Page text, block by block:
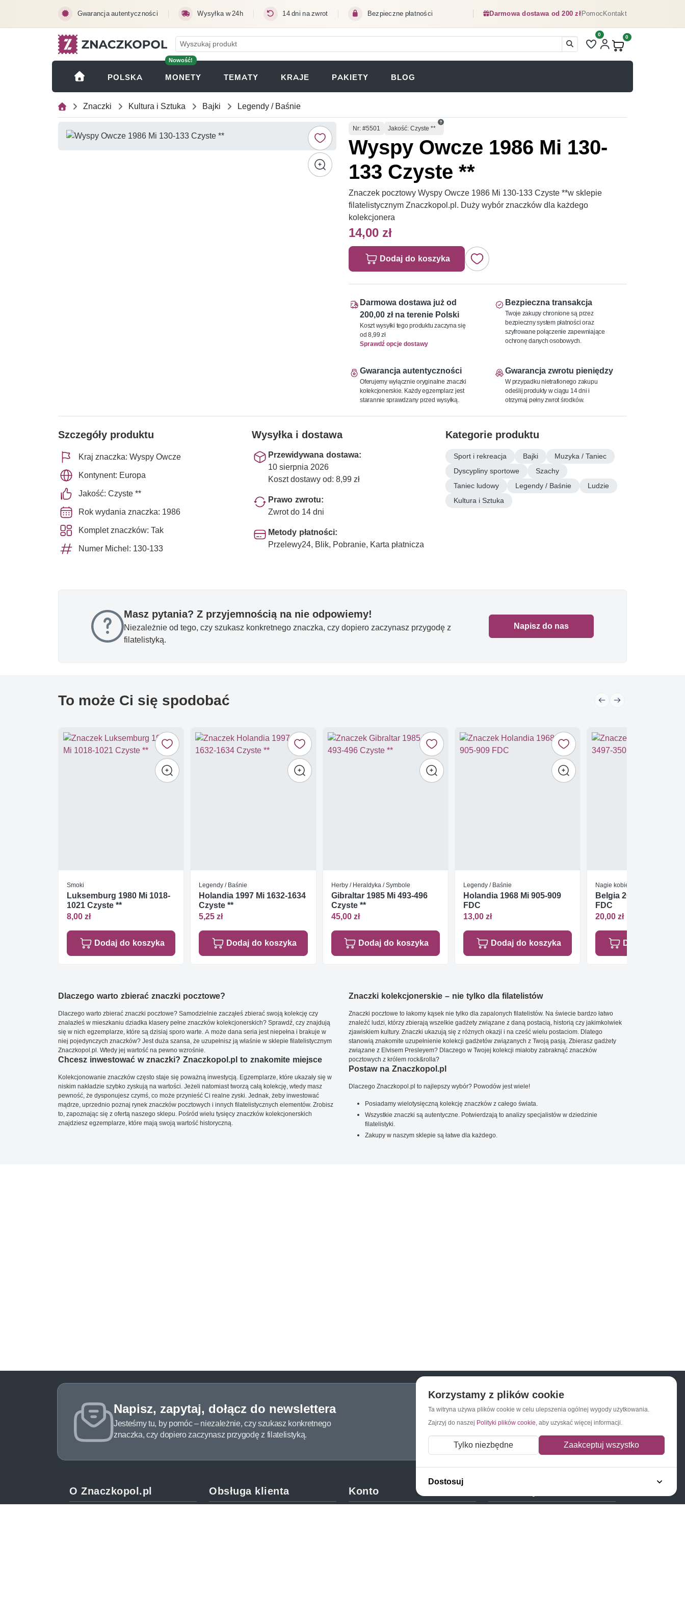
Gwarancja autentyczności Wysyłka w 24h 14 dni na zwrot Bezpieczne płatności Darmowa dostawa od 200 złPomocKontakt
Liczba pozycji na liście
0
Produkty w koszyku:
0
POLSKA
Nowość!
MONETY (OTWIERA SIĘ W NOWEJ KARCIE)
TEMATY KRAJE PAKIETY BLOG
Znaczki Kultura i Sztuka Bajki Legendy / Baśnie
Numer
Nr: #5501 Jakość: Czyste **
Wyspy Owcze 1986 Mi 130-
133 Czyste **
Znaczek pocztowy Wyspy Owcze 1986 Mi 130-133 Czyste **w sklepie
filatelistycznym Znaczkopol.pl. Duży wybór znaczków dla każdego
kolekcjonera
14,00 zł
Dodaj do koszyka
Darmowa dostawa już od
200,00 zł na terenie Polski
Koszt wysyłki tego produktu zaczyna się
od 8,99 zł
Sprawdź opcje dostawy
Bezpieczna transakcja
Twoje zakupy chronione są przez
bezpieczny system płatności oraz
szyfrowane połączenie zapewniające
ochronę danych osobowych.
Gwarancja autentyczności
Oferujemy wyłącznie oryginalne znaczki
kolekcjonerskie. Każdy egzemplarz jest
starannie sprawdzany przed wysyłką.
Gwarancja zwrotu pieniędzy
W przypadku nietrafionego zakupu
odeślij produkty w ciągu 14 dni i
otrzymaj pełny zwrot środków.
Szczegóły produktu
Kraj znaczka: Wyspy Owcze
Kontynent: Europa
Jakość: Czyste **
Rok wydania znaczka: 1986
Komplet znaczków: Tak
Numer Michel: 130-133
Wysyłka i dostawa
Przewidywana dostawa:
10 sierpnia 2026
Koszt dostawy od: 8,99 zł
Prawo zwrotu:
Zwrot do 14 dni
Metody płatności:
Przelewy24, Blik, Pobranie, Karta płatnicza
Kategorie produktu
Sport i rekreacja Bajki
Muzyka / Taniec
Dyscypliny sportowe
Szachy
Taniec ludowy
Legendy / Baśnie
Ludzie
Kultura i Sztuka
Masz pytania? Z przyjemnością na nie odpowiemy!
Niezależnie od tego, czy szukasz konkretnego znaczka, czy dopiero zaczynasz przygodę z
filatelistyką.
Napisz do nas
To może Ci się spodobać
Smoki
Luksemburg 1980 Mi 1018-
1021 Czyste **
8,00 zł
Dodaj do koszyka
Legendy / Baśnie
Holandia 1997 Mi 1632-1634
Czyste **
5,25 zł
Dodaj do koszyka
Herby / Heraldyka / Symbole
Gibraltar 1985 Mi 493-496
Czyste **
45,00 zł
Dodaj do koszyka
Legendy / Baśnie
Holandia 1968 Mi 905-909
FDC
13,00 zł
Dodaj do koszyka
Nagie kobiety
Belgia 2005 Mi 3497-
FDC
20,00 zł
Dodaj do
Dlaczego warto zbierać znaczki pocztowe?
Dlaczego warto zbierać znaczki pocztowe? Samodzielnie zacząłeś zbierać swoją kolekcję czy
znalazłeś w mieszkaniu dziadka klasery pełne znaczków kolekcjonerskich? Sprawdź, czy znajdują
się w nich egzemplarze, które są dzisiaj sporo warte. A może dana seria jest niepełna i brakuje w
niej pojedynczych znaczków? Jest duża szansa, że uzupełnisz ją właśnie w sklepie filatelistycznym
Znaczkopol.pl. Wtedy jej wartość na pewno wzrośnie.
Chcesz inwestować w znaczki? Znaczkopol.pl to znakomite miejsce
Kolekcjonowanie znaczków często staje się poważną inwestycją. Egzemplarze, które ukazały się w
niskim nakładzie szybko zyskują na wartości. Jeżeli natomiast tworzą całą kolekcję, wtedy masz
pewność, że dysponujesz czymś, co może przynieść Ci realne zyski. Jednak, żeby inwestować
mądrze, uprzednio poznaj rynek znaczków pocztowych i innych filatelistycznych elementów. Zrobisz
to, zapoznając się z ofertą naszego sklepu. Pośród wielu tysięcy znaczków kolekcjonerskich
znajdziesz egzemplarze, które mają swoją wartość historyczną.
Znaczki kolekcjonerskie – nie tylko dla filatelistów
Znaczki pocztowe to łakomy kąsek nie tylko dla zapalonych filatelistów. Na świecie bardzo łatwo
znaleźć ludzi, którzy zbierają wszelkie gadżety związane z daną postacią, historią czy jakimkolwiek
zjawiskiem kultury. Znaczki ukazują się z różnych okazji i na cześć wielu postaciom. Dlatego
stanowią znakomite uzupełnienie kolekcji gadżetów związanych z Twoją pasją. Zbierasz gadżety
związane z Elvisem Presleyem? Dlaczego w Twojej kolekcji miałoby zabraknąć znaczków
pocztowych z królem rock&rolla?
Postaw na Znaczkopol.pl
Dlaczego Znaczkopol.pl to najlepszy wybór? Powodów jest wiele!
Posiadamy wielotysięczną kolekcję znaczków z całego świata.
Wszystkie znaczki są autentyczne. Potwierdzają to analizy specjalistów w dziedzinie
filatelistyki.
Zakupy w naszym sklepie są łatwe dla każdego.
Napisz, zapytaj, dołącz do newslettera
Jesteśmy tu, by pomóc – niezależnie, czy szukasz konkretnego
znaczka, czy dopiero zaczynasz przygodę z filatelistyką.
Napisz do nas Zapisz się do newslettera
O Znaczkopol.pl Obsługa klienta Konto
Korzystamy z plików cookie
Ta witryna używa plików cookie w celu ulepszenia ogólnej wygody użytkowania.
Zajrzyj do naszej Polityki plików cookie, aby uzyskać więcej informacji.
Tylko niezbędne Zaakceptuj wszystko
Dostosuj